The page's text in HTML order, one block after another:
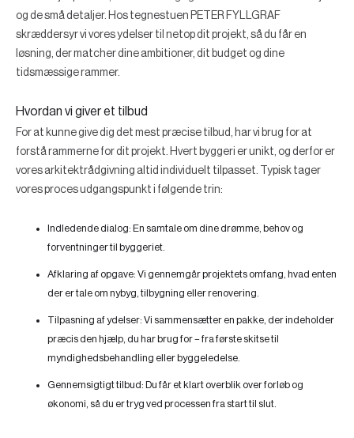
og de små detaljer. Hos tegnestuen PETER FYLLGRAF
skræddersyr vi vores ydelser til netop dit projekt, så du får en
løsning, der matcher dine ambitioner, dit budget og dine
tidsmæssige rammer.
Hvordan vi giver et tilbud
For at kunne give dig det mest præcise tilbud, har vi brug for at
forstå rammerne for dit projekt. Hvert byggeri er unikt, og derfor er
vores arkitektrådgivning altid individuelt tilpasset. Typisk tager
vores proces udgangspunkt i følgende trin:
Indledende dialog: En samtale om dine drømme, behov og
forventninger til byggeriet.
Afklaring af opgave: Vi gennemgår projektets omfang, hvad enten
der er tale om nybyg, tilbygning eller renovering.
Tilpasning af ydelser: Vi sammensætter en pakke, der indeholder
præcis den hjælp, du har brug for – fra første skitse til
myndighedsbehandling eller byggeledelse.
Gennemsigtigt tilbud: Du får et klart overblik over forløb og
økonomi, så du er tryg ved processen fra start til slut.